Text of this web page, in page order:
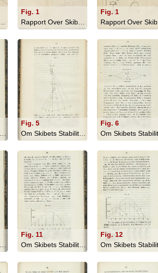
I England... - 1866
Fig. 1
Rapport Over Skibsbyggeriet I England... - 1866
Fig. 1
Bevægelser I S... - 1879
Fig. 5
Om Skibets Stabilitet, Bevægelser I S... - 1879
Fig. 6
I S... - 1879
Fig. 11
Om Skibets Stabilitet, Bevægelser I S... - 1879
Fig. 12